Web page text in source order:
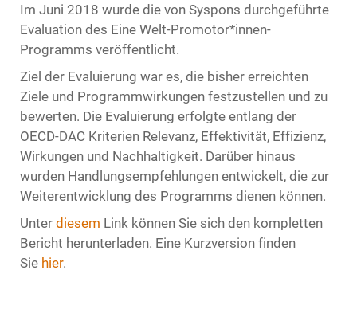
Im Juni 2018 wurde die von Syspons durchgeführte
Evaluation des Eine Welt-Promotor*innen-
Programms veröffentlicht.
Ziel der Evaluierung war es, die bisher erreichten
Ziele und Programmwirkungen festzustellen und zu
bewerten. Die Evaluierung erfolgte entlang der
OECD-DAC Kriterien Relevanz, Effektivität, Effizienz,
Wirkungen und Nachhaltigkeit. Darüber hinaus
wurden Handlungsempfehlungen entwickelt, die zur
Weiterentwicklung des Programms dienen können.
Unter diesem Link können Sie sich den kompletten
Bericht herunterladen. Eine Kurzversion finden
Sie hier.